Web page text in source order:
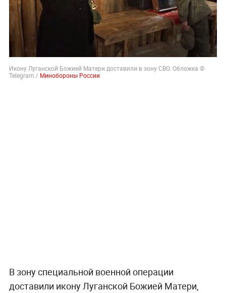
Икону Луганской Божией Матери доставили в зону СВО. Обложка ©
Telegram / Минобороны России
В зону специальной военной операции
доставили икону Луганской Божией Матери,